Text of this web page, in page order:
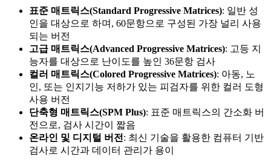
표준 매트릭스(Standard Progressive Matrices): 일반 성
인을 대상으로 하며, 60문항으로 구성된 가장 널리 사용
되는 버전
고급 매트릭스(Advanced Progressive Matrices): 고등 지
능자를 대상으로 난이도를 높인 36문항 검사
컬러 매트릭스(Colored Progressive Matrices): 아동, 노
인, 또는 인지기능 저하가 있는 피검자를 위한 컬러 도형
사용 버전
단축형 매트릭스(SPM Plus): 표준 매트릭스의 간소화 버
전으로, 검사 시간이 짧음
온라인 및 디지털 버전 : 최신 기술을 활용한 컴퓨터 기반
검사로 시간과 데이터 관리가 용이